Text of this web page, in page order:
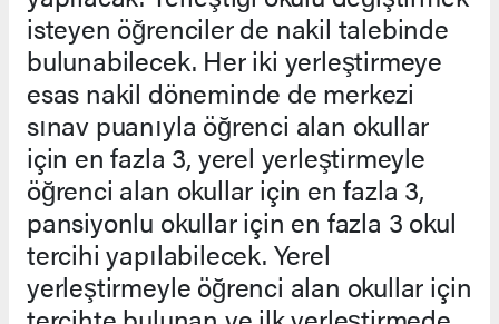
isteyen öğrenciler de nakil talebinde
bulunabilecek. Her iki yerleştirmeye
esas nakil döneminde de merkezi
sınav puanıyla öğrenci alan okullar
için en fazla 3, yerel yerleştirmeyle
öğrenci alan okullar için en fazla 3,
pansiyonlu okullar için en fazla 3 okul
tercihi yapılabilecek. Yerel
yerleştirmeyle öğrenci alan okullar için